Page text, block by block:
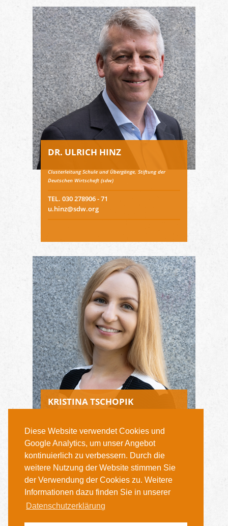
Diese Website verwendet Cookies und
Google Analytics, um unser Angebot
kontinuierlich zu verbessern. Durch die
weitere Nutzung der Website stimmen Sie
der Verwendung der Cookies zu. Weitere
Informationen dazu finden Sie in unserer
Datenschutzerklärung
DR. ULRICH HINZ
Clusterleitung Schule und Übergänge, Stiftung der
Deutschen Wirtschaft (sdw)
TEL. 030 278906 - 71
u.hinz@sdw.org
KRISTINA TSCHOPIK
TEL. 030 278906 - 27
k.tschopik@sdw.org